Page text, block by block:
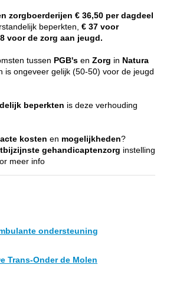
zorgboerderijen € 36,50 per dagdeel
beperkten, € 37 voor
voor de zorg aan jeugd.
tussen PGB's en Zorg in Natura
is ongeveer gelijk (50-50) voor de jeugd
beperkten is deze verhouding
kosten en mogelijkheden?
gehandicaptenzorg instelling
meer info
ondersteuning
Trans-Onder de Molen